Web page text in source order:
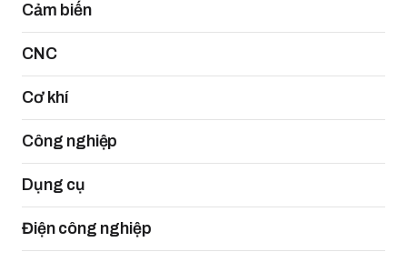
Cảm biến
CNC
Cơ khí
Công nghiệp
Dụng cụ
Điện công nghiệp